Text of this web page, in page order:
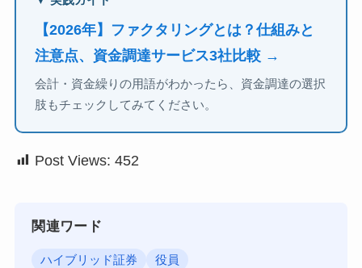
【2026年】ファクタリングとは？仕組みと
注意点、資金調達サービス3社比較 →
会計・資金繰りの用語がわかったら、資金調達の選択
肢もチェックしてみてください。
Post Views: 452
関連ワード
ハイブリッド証券 役員